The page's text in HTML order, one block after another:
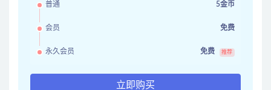
普通 5金币
会员 免费
永久会员 免费 推荐
立即购买